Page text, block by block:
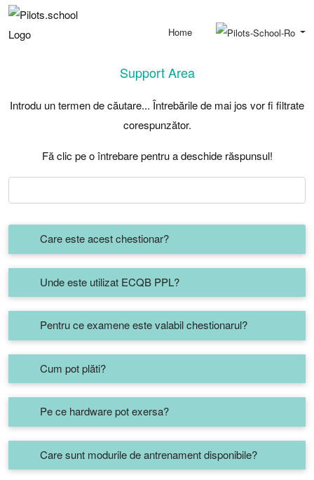
Home
Support Area
Introdu un termen de căutare... Întrebările de mai jos vor fi filtrate
corespunzător.
Fă clic pe o întrebare pentru a deschide răspunsul!
Care este acest chestionar?
Unde este utilizat ECQB PPL?
Pentru ce examene este valabil chestionarul?
Cum pot plăti?
Pe ce hardware pot exersa?
Care sunt modurile de antrenament disponibile?